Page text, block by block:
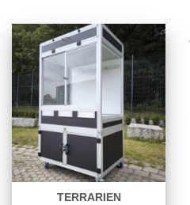
TERRARIEN